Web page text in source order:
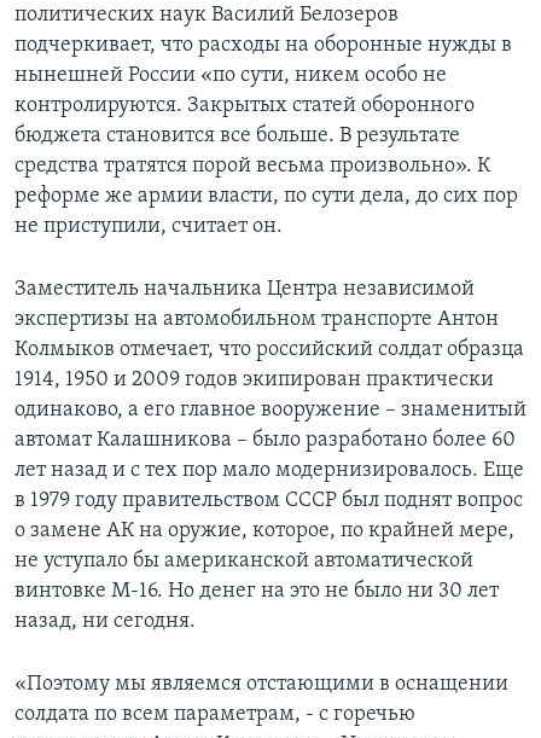
политических наук Василий Белозеров
подчеркивает, что расходы на оборонные нужды в
нынешней России «по сути, никем особо не
контролируются. Закрытых статей оборонного
бюджета становится все больше. В результате
средства тратятся порой весьма произвольно». К
реформе же армии власти, по сути дела, до сих пор
не приступили, считает он.
Заместитель начальника Центра независимой
экспертизы на автомобильном транспорте Антон
Колмыков отмечает, что российский солдат образца
1914, 1950 и 2009 годов экипирован практически
одинаково, а его главное вооружение – знаменитый
автомат Калашникова – было разработано более 60
лет назад и с тех пор мало модернизировалось. Еще
в 1979 году правительством СССР был поднят вопрос
о замене АК на оружие, которое, по крайней мере,
не уступало бы американской автоматической
винтовке М-16. Но денег на это не было ни 30 лет
назад, ни сегодня.
«Поэтому мы являемся отстающими в оснащении
солдата по всем параметрам, - с горечью